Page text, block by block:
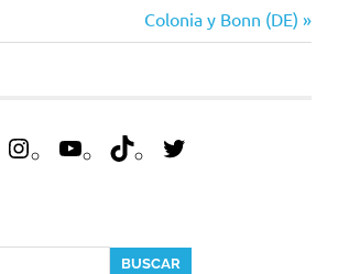
Colonia y Bonn (DE)
BUSCAR